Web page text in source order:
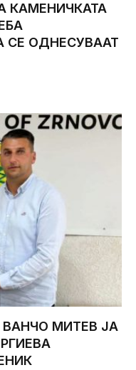
КАМЕНИЧКАТА
СЕ ОДНЕСУВААТ
МИТЕВ ЈА